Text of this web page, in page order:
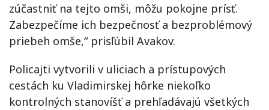
zúčastniť na tejto omši, môžu pokojne prísť.
Zabezpečíme ich bezpečnosť a bezproblémový
priebeh omše,“ prisľúbil Avakov.
Policajti vytvorili v uliciach a prístupových
cestách ku Vladimirskej hôrke niekoľko
kontrolných stanovíšť a prehľadávajú všetkých